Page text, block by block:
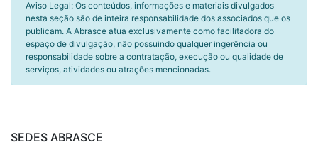
Aviso Legal: Os conteúdos, informações e materiais divulgados
nesta seção são de inteira responsabilidade dos associados que os
publicam. A Abrasce atua exclusivamente como facilitadora do
espaço de divulgação, não possuindo qualquer ingerência ou
responsabilidade sobre a contratação, execução ou qualidade de
serviços, atividades ou atrações mencionadas.
SEDES ABRASCE